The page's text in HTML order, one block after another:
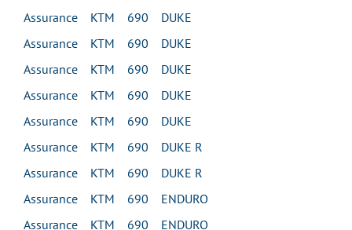
Assurance KTM 690 DUKE
Assurance KTM 690 DUKE
Assurance KTM 690 DUKE
Assurance KTM 690 DUKE
Assurance KTM 690 DUKE
Assurance KTM 690 DUKE R
Assurance KTM 690 DUKE R
Assurance KTM 690 ENDURO
Assurance KTM 690 ENDURO